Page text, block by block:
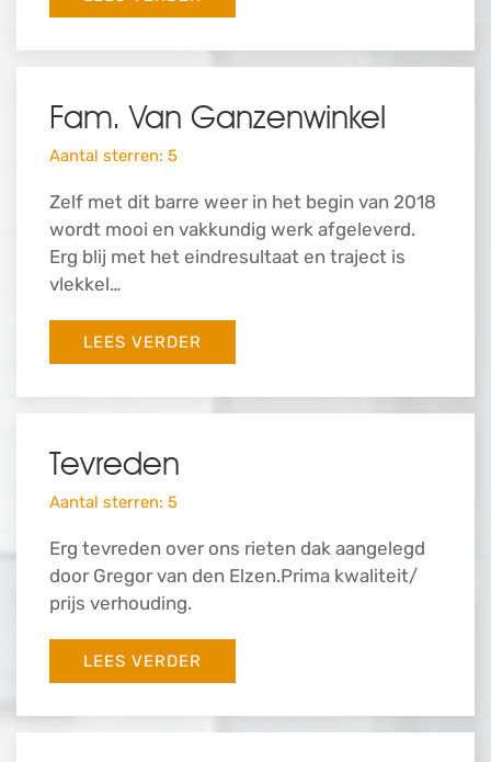
Fam. Van Ganzenwinkel
Aantal sterren: 5
Zelf met dit barre weer in het begin van 2018
wordt mooi en vakkundig werk afgeleverd.
Erg blij met het eindresultaat en traject is
vlekkel…
LEES VERDER
Tevreden
Aantal sterren: 5
Erg tevreden over ons rieten dak aangelegd
door Gregor van den Elzen.Prima kwaliteit/
prijs verhouding.
LEES VERDER